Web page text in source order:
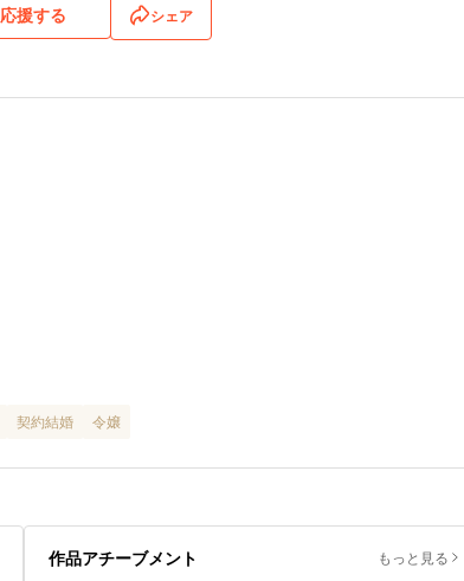
応援する シェア
契約結婚 令嬢
作品アチーブメント もっと見る